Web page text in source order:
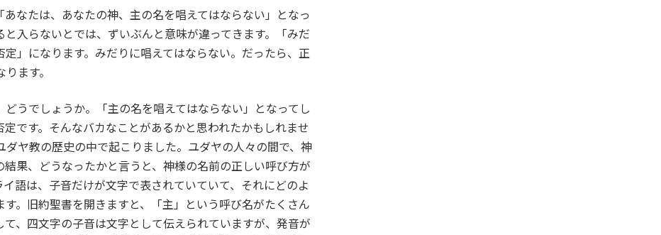
なたは、あなたの神、主の名を唱えてはならない」となっ
入らないとでは、ずいぶんと意味が違ってきます。「みだ
」になります。みだりに唱えてはならない。だったら、正
ます。
うでしょうか。「主の名を唱えてはならない」となってし
です。そんなバカなことがあるかと思われたかもしれませ
ヤ教の歴史の中で起こりました。ユダヤの人々の間で、神
果、どうなったかと言うと、神様の名前の正しい呼び方が
語は、子音だけが文字で表されていていて、それにどのよ
。旧約聖書を開きますと、「主」という呼び名がたくさん
、四文字の子音は文字として伝えられていますが、発音が